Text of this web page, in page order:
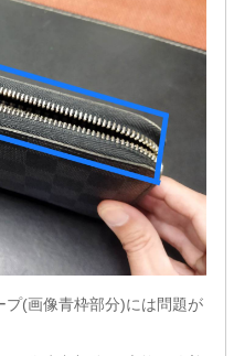
(画像青枠部分)には問題が